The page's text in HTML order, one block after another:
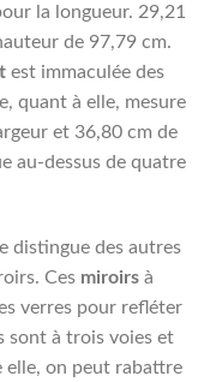
la longueur. 29,21
de 97,79 cm.
est immaculée des
quant à elle, mesure
et 36,80 cm de
au-dessus de quatre
distingue des autres
Ces miroirs à
verres pour refléter
sont à trois voies et
elle, on peut rabattre